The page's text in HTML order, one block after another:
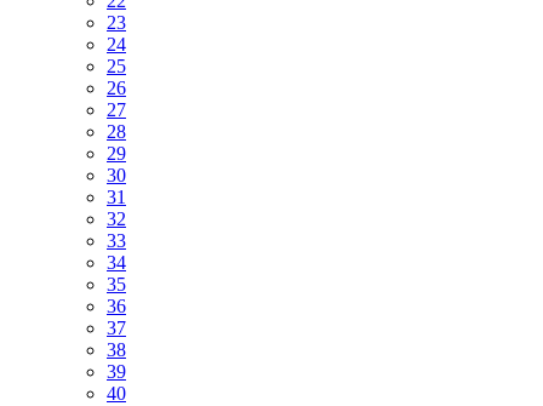
23
24
25
26
27
28
29
30
31
32
33
34
35
36
37
38
39
40